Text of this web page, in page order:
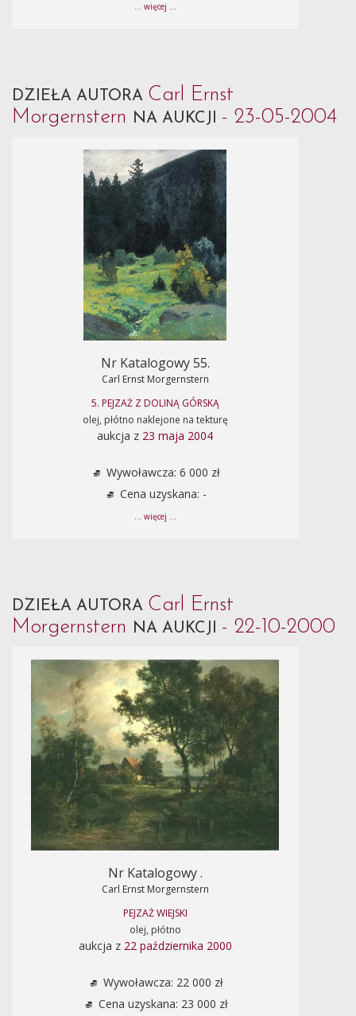
... więcej ...
DZIEŁA AUTORA Carl Ernst
Morgernstern NA AUKCJI - 23-05-2004
Nr Katalogowy 55.
Carl Ernst Morgernstern
5. PEJZAŻ Z DOLINĄ GÓRSKĄ
olej, płótno naklejone na tekturę
aukcja z 23 maja 2004
Wywoławcza: 6 000 zł
Cena uzyskana: -
... więcej ...
DZIEŁA AUTORA Carl Ernst
Morgernstern NA AUKCJI - 22-10-2000
Nr Katalogowy .
Carl Ernst Morgernstern
PEJZAŻ WIEJSKI
olej, płótno
aukcja z 22 października 2000
Wywoławcza: 22 000 zł
Cena uzyskana: 23 000 zł